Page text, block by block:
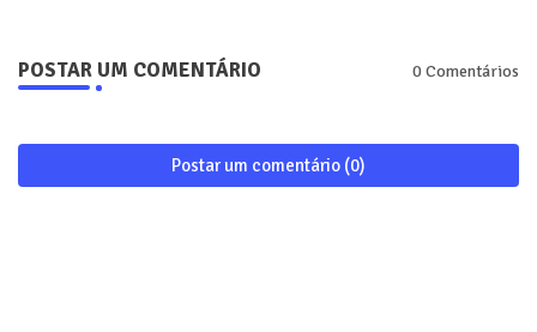
POSTAR UM COMENTÁRIO 0 Comentários
Postar um comentário (0)